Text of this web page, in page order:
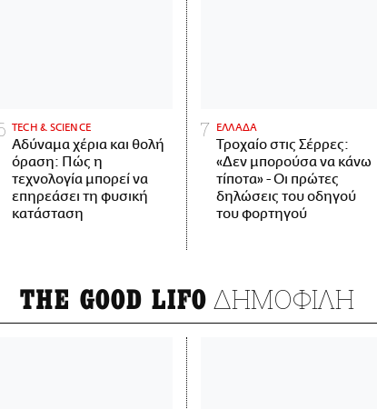
ΤECH & SCIENCE
Αδύναμα χέρια και θολή
όραση: Πώς η
τεχνολογία μπορεί να
επηρεάσει τη φυσική
κατάσταση
ΕΛΛΑΔΑ
Τροχαίο στις Σέρρες:
«Δεν μπορούσα να κάνω
τίποτα» - Οι πρώτες
δηλώσεις του οδηγού
του φορτηγού
THE GOOD LIFO ΔΗΜΟΦΙΛΗ